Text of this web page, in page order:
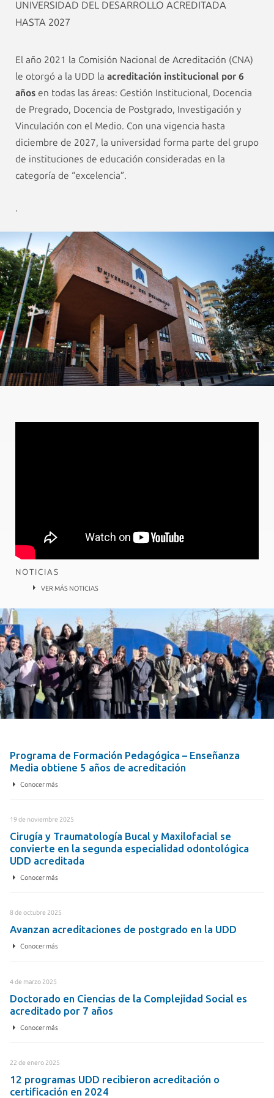
UNIVERSIDAD DEL DESARROLLO ACREDITADA
HASTA 2027
El año 2021 la Comisión Nacional de Acreditación (CNA)
le otorgó a la UDD la acreditación institucional por 6
años en todas las áreas: Gestión Institucional, Docencia
de Pregrado, Docencia de Postgrado, Investigación y
Vinculación con el Medio. Con una vigencia hasta
diciembre de 2027, la universidad forma parte del grupo
de instituciones de educación consideradas en la
categoría de “excelencia”.
.
NOTICIAS
VER MÁS NOTICIAS
Programa de Formación Pedagógica – Enseñanza
Media obtiene 5 años de acreditación
Conocer más
19 de noviembre 2025
Cirugía y Traumatología Bucal y Maxilofacial se
convierte en la segunda especialidad odontológica
UDD acreditada
Conocer más
8 de octubre 2025
Avanzan acreditaciones de postgrado en la UDD
Conocer más
4 de marzo 2025
Doctorado en Ciencias de la Complejidad Social es
acreditado por 7 años
Conocer más
22 de enero 2025
12 programas UDD recibieron acreditación o
certificación en 2024